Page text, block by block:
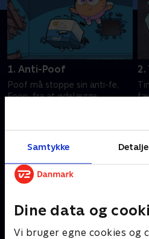
Samtykke
Dine data og
Vi bruger egne cookies og
1. Anti-Poof
Poof må stoppe sin anti-fe,
Foop, fra at ødelægge
Andre så også